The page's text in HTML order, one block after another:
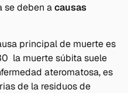
se deben acausas
principal de muerte es
la muerte súbita suele
ateromatosa, es
de la residuos de